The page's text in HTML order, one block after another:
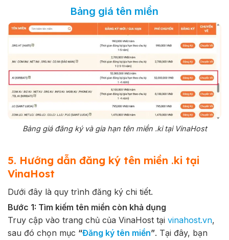
Bảng giá tên miền
Bảng giá đăng ký và gia hạn tên miền .ki tại VinaHost
5. Hướng dẫn đăng ký tên miền .ki tại
VinaHost
Dưới đây là quy trình đăng ký chi tiết.
Bước 1: Tìm kiếm tên miền còn khả dụng
Truy cập vào trang chủ của VinaHost tại vinahost.vn,
sau đó chọn mục “Đăng ký tên miền”. Tại đây, bạn